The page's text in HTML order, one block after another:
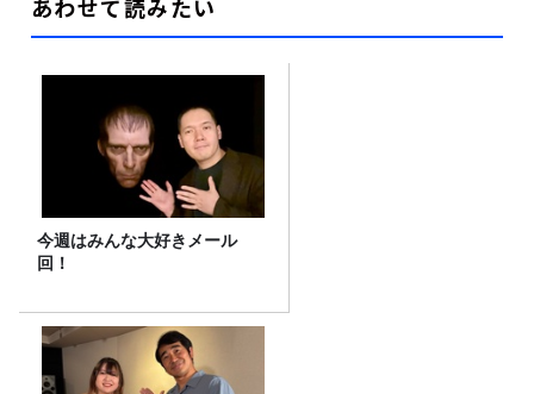
あわせて読みたい
今週はみんな大好きメール
回！